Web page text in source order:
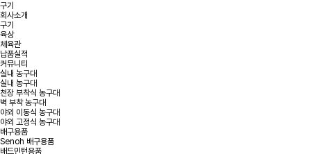
구기
회사소개
구기
육상
체육관
납품실적
커뮤니티
실내 농구대
실내 농구대
천장 부착식 농구대
벽 부착 농구대
야외 이동식 농구대
야외 고정식 농구대
배구용품
Senoh 배구용품
배드민턴용품